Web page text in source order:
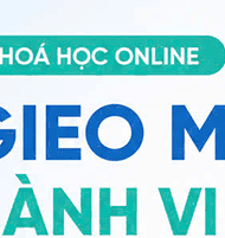
dữ liệu cá nhân của Vinmec
pháp luật về bảo vệ DLCN.
Ký